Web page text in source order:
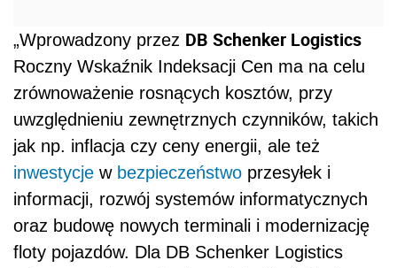
„Wprowadzony przez DB Schenker Logistics
Roczny Wskaźnik Indeksacji Cen ma na celu
zrównoważenie rosnących kosztów, przy
uwzględnieniu zewnętrznych czynników, takich
jak np. inflacja czy ceny energii, ale też
inwestycje w bezpieczeństwo przesyłek i
informacji, rozwój systemów informatycznych
oraz budowę nowych terminali i modernizację
floty pojazdów. Dla DB Schenker Logistics